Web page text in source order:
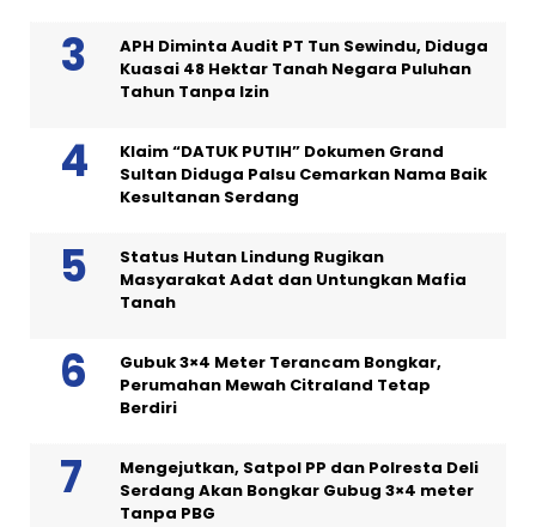
APH Diminta Audit PT Tun Sewindu, Diduga
Kuasai 48 Hektar Tanah Negara Puluhan
Tahun Tanpa Izin
Klaim “DATUK PUTIH” Dokumen Grand
Sultan Diduga Palsu Cemarkan Nama Baik
Kesultanan Serdang
Status Hutan Lindung Rugikan
Masyarakat Adat dan Untungkan Mafia
Tanah
Gubuk 3×4 Meter Terancam Bongkar,
Perumahan Mewah Citraland Tetap
Berdiri
Mengejutkan, Satpol PP dan Polresta Deli
Serdang Akan Bongkar Gubug 3×4 meter
Tanpa PBG